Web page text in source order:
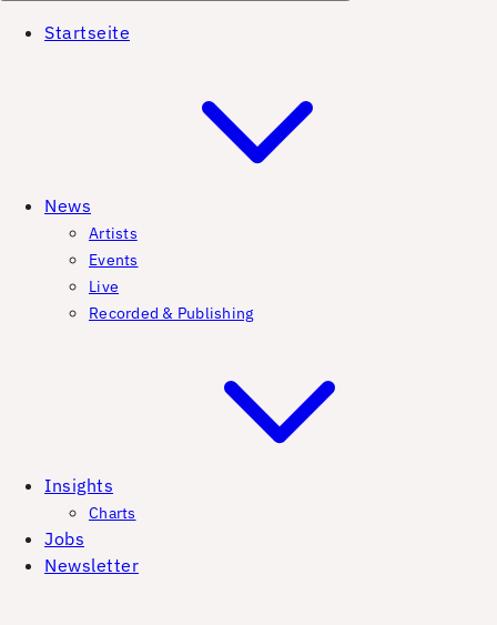
Startseite
News
Artists
Events
Live
Recorded & Publishing
Insights
Charts
Jobs
Newsletter